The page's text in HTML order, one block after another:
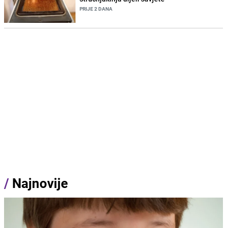
PRIJE 2 DANA
/ Najnovije